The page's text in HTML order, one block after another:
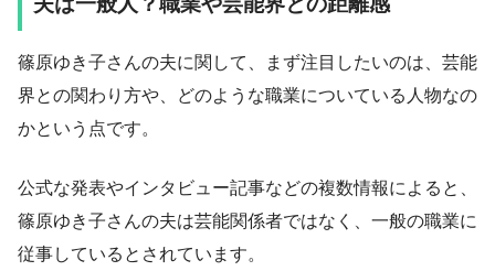
篠原ゆき子さんの夫に関して、まず注目したいのは、芸能
界との関わり方や、どのような職業についている人物なの
かという点です。
公式な発表やインタビュー記事などの複数情報によると、
篠原ゆき子さんの夫は芸能関係者ではなく、一般の職業に
従事しているとされています。